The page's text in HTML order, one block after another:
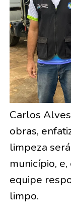
Carlos
obras,
limpeza
município,
equipe
limpo.